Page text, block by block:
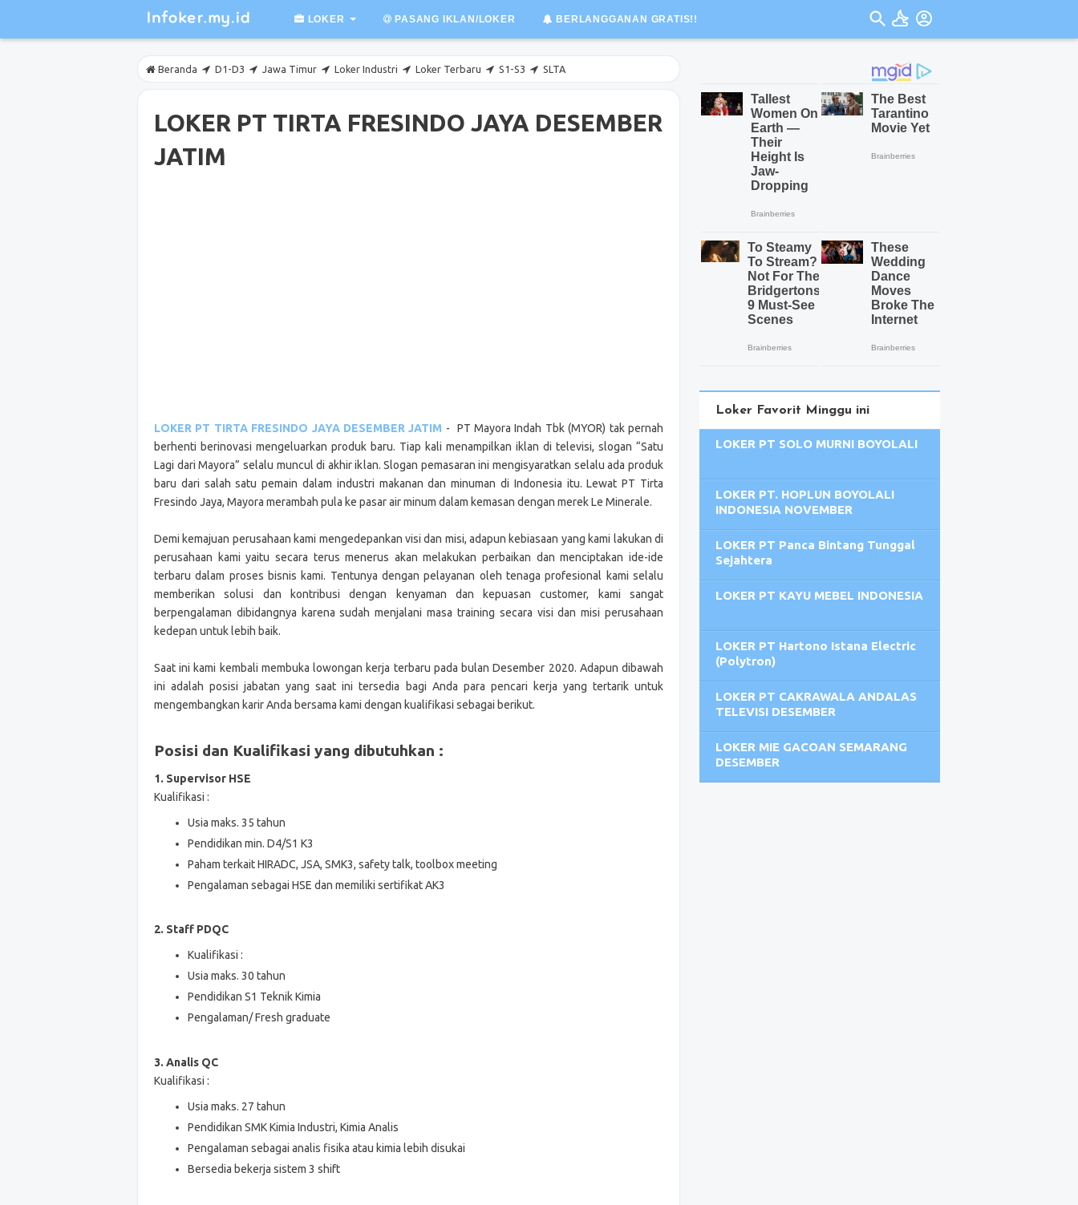
LOKER PASANG IKLAN/LOKER BERLANGGANAN GRATIS!!
Beranda D1-D3 Jawa Timur Loker Industri Loker Terbaru S1-S3 SLTA
LOKER PT TIRTA FRESINDO JAYA DESEMBER
JATIM
LOKER PT TIRTA FRESINDO JAYA DESEMBER JATIM - PT Mayora Indah Tbk (MYOR) tak pernah
berhenti berinovasi mengeluarkan produk baru. Tiap kali menampilkan iklan di televisi, slogan “Satu
Lagi dari Mayora” selalu muncul di akhir iklan. Slogan pemasaran ini mengisyaratkan selalu ada produk
baru dari salah satu pemain dalam industri makanan dan minuman di Indonesia itu. Lewat PT Tirta
Fresindo Jaya, Mayora merambah pula ke pasar air minum dalam kemasan dengan merek Le Minerale.
Demi kemajuan perusahaan kami mengedepankan visi dan misi, adapun kebiasaan yang kami lakukan di
perusahaan kami yaitu secara terus menerus akan melakukan perbaikan dan menciptakan ide-ide
terbaru dalam proses bisnis kami. Tentunya dengan pelayanan oleh tenaga profesional kami selalu
memberikan solusi dan kontribusi dengan kenyaman dan kepuasan customer, kami sangat
berpengalaman dibidangnya karena sudah menjalani masa training secara visi dan misi perusahaan
kedepan untuk lebih baik.
Saat ini kami kembali membuka lowongan kerja terbaru pada bulan Desember 2020. Adapun dibawah
ini adalah posisi jabatan yang saat ini tersedia bagi Anda para pencari kerja yang tertarik untuk
mengembangkan karir Anda bersama kami dengan kualifikasi sebagai berikut.
Posisi dan Kualifikasi yang dibutuhkan :
1. Supervisor HSE
Kualifikasi :
Usia maks. 35 tahun
Pendidikan min. D4/S1 K3
Paham terkait HIRADC, JSA, SMK3, safety talk, toolbox meeting
Pengalaman sebagai HSE dan memiliki sertifikat AK3
2. Staff PDQC
Kualifikasi :
Usia maks. 30 tahun
Pendidikan S1 Teknik Kimia
Pengalaman/ Fresh graduate
3. Analis QC
Kualifikasi :
Usia maks. 27 tahun
Pendidikan SMK Kimia Industri, Kimia Analis
Pengalaman sebagai analis fisika atau kimia lebih disukai
Bersedia bekerja sistem 3 shift
Loker Favorit Minggu ini
LOKER PT SOLO MURNI BOYOLALI
LOKER PT. HOPLUN BOYOLALI
INDONESIA NOVEMBER
LOKER PT Panca Bintang Tunggal
Sejahtera
LOKER PT KAYU MEBEL INDONESIA
LOKER PT Hartono Istana Electric
(Polytron)
LOKER PT CAKRAWALA ANDALAS
TELEVISI DESEMBER
LOKER MIE GACOAN SEMARANG
DESEMBER